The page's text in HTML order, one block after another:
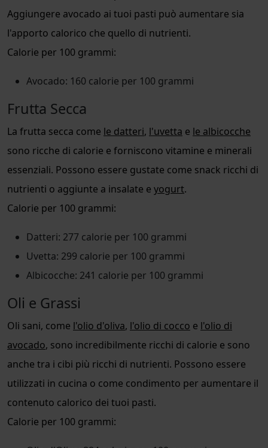
Aggiungere avocado ai tuoi pasti può aumentare sia
l'apporto calorico che quello di nutrienti.
Calorie per 100 grammi:
Avocado: 160 calorie per 100 grammi
Frutta Secca
La frutta secca come le datteri, l'uvetta e le albicocche
sono ricche di calorie e forniscono vitamine e minerali
essenziali. Possono essere gustate come snack ricchi di
nutrienti o aggiunte a insalate e yogurt.
Calorie per 100 grammi:
Datteri: 277 calorie per 100 grammi
Uvetta: 299 calorie per 100 grammi
Albicocche: 241 calorie per 100 grammi
Oli e Grassi
Oli sani, come l'olio d'oliva, l'olio di cocco e l'olio di
avocado, sono incredibilmente ricchi di calorie e sono
anche tra i cibi più ricchi di nutrienti. Possono essere
utilizzati in cucina o come condimento per aumentare il
contenuto calorico dei tuoi pasti.
Calorie per 100 grammi: